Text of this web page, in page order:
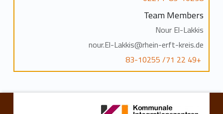
Team Members
Nour El-Lakkis
nour.El-Lakkis@rhein-erft-kreis.de
+49 22 71/ 83-10255
Skip back to main navigation